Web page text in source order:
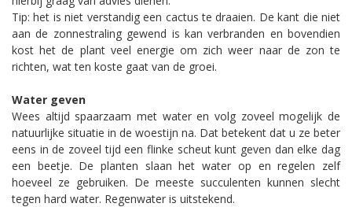
Tip: het is niet verstandig een cactus te draaien. De kant die niet
aan de zonnestraling gewend is kan verbranden en bovendien
kost het de plant veel energie om zich weer naar de zon te
richten, wat ten koste gaat van de groei.
Water geven
Wees altijd spaarzaam met water en volg zoveel mogelijk de
natuurlijke situatie in de woestijn na. Dat betekent dat u ze beter
eens in de zoveel tijd een flinke scheut kunt geven dan elke dag
een beetje. De planten slaan het water op en regelen zelf
hoeveel ze gebruiken. De meeste succulenten kunnen slecht
tegen hard water. Regenwater is uitstekend.